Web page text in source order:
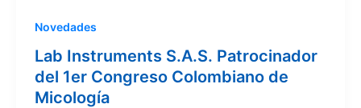
Novedades
Lab Instruments S.A.S. Patrocinador
del 1er Congreso Colombiano de
Micología